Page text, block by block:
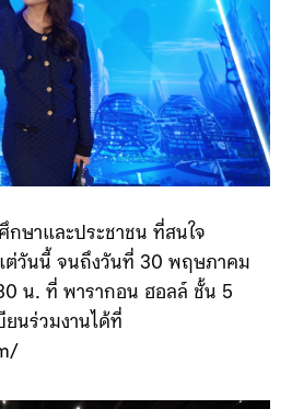
ษาและประชาชน ที่สนใจ
ต่วันนี้ จนถึงวันที่ 30 พฤษภาคม
น. ที่ พารากอน ฮอลล์ ชั้น 5
ยนร่วมงานได้ที่